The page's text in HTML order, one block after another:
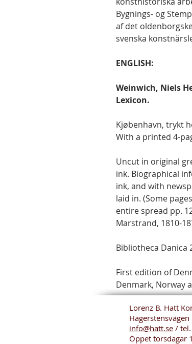
Bygnings- og
af det
svenska
ENGLISH:
Weinwich, Niels
Lexicon.
Kjøbenhavn, trykt
With a printed 4-
Uncut in original
ink. Biographical
ink, and with
laid in. (Some
entire spread pp.
Marstrand, 1810-
Bibliotheca Danica
First edition of
Denmark, Norway
Lorenz B. Hatt
info@hatt.se / tel.
Öppet torsdagar